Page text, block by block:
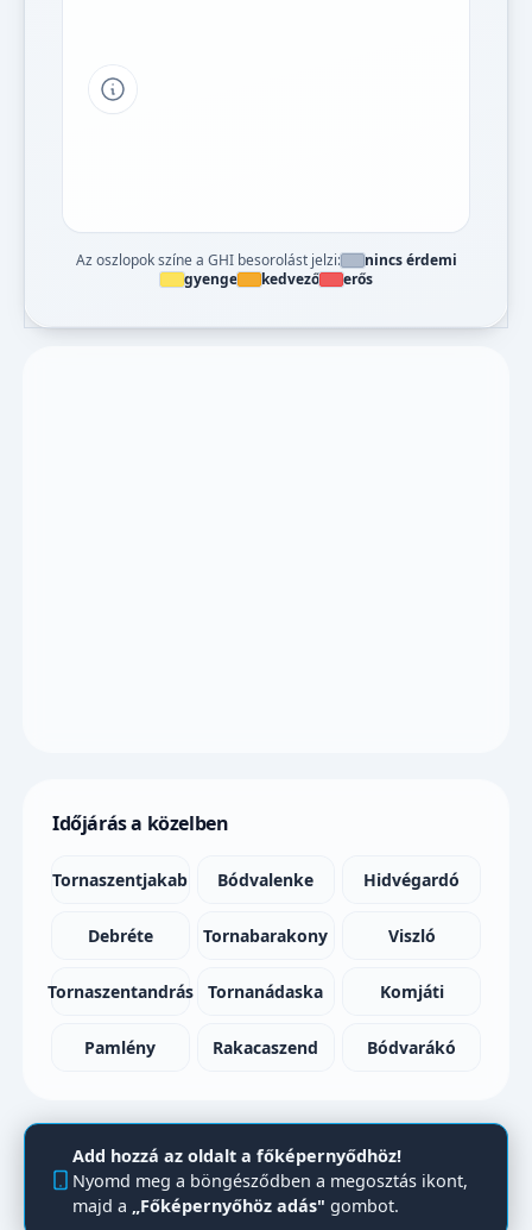
Tipp a grafikon jelmagyarázatához
Az oszlopok színe a GHI besorolást jelzi:
nincs érdemi
gyenge
kedvező erős
Időjárás a közelben
Tornaszentjakab Bódvalenke Hidvégardó
Debréte Tornabarakony Viszló
Tornaszentandrás Tornanádaska Komjáti
Pamlény Rakacaszend Bódvarákó
Add hozzá az oldalt a főképernyődhöz!
Nyomd meg a böngésződben a megosztás ikont,
majd a
„Főképernyőhöz adás" gombot.